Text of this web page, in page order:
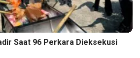
Saat 96 Perkara Dieksekusi